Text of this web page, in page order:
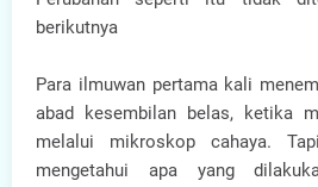
berikutnya
Para ilmuwan pertama kali
abad kesembilan belas, ketika
melalui mikroskop cahaya.
mengetahui apa yang